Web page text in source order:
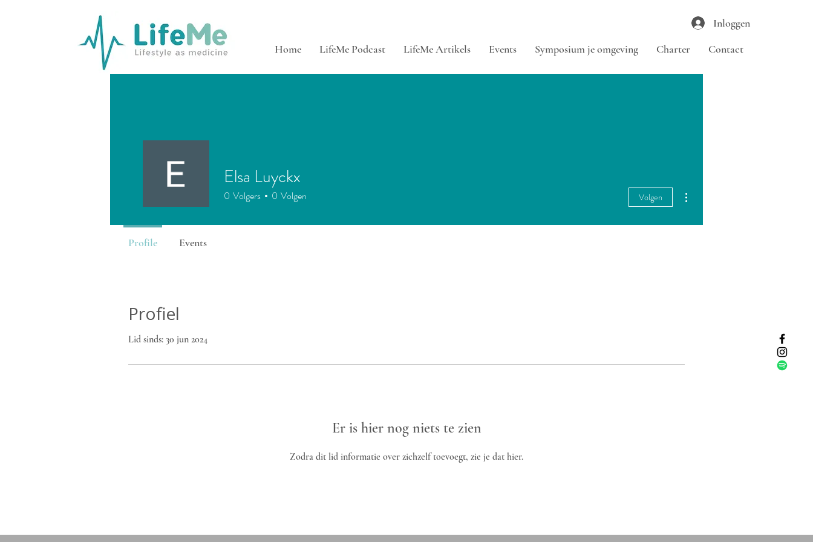
Inloggen
Home
LifeMe Podcast LifeMe Artikels Events Symposium je omgeving Charter Contact
Profiel
Lid sinds: 30 jun 2024
Er is hier nog niets te zien
Zodra dit lid informatie over zichzelf toevoegt, zie je dat hier.
Elsa Luyckx
0 Volgers 0 Volgen Volgen
Profile Events